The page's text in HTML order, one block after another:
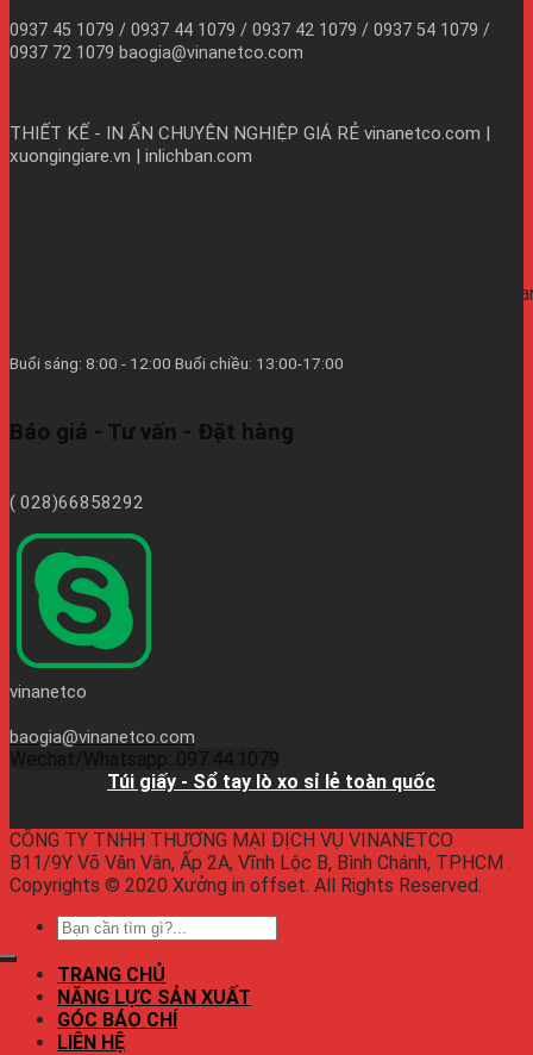
0937 45 1079 / 0937 44 1079 / 0937 42 1079 / 0937 54 1079 /
0937 72 1079 baogia@vinanetco.com
THIẾT KẾ - IN ẤN CHUYÊN NGHIỆP GIÁ RẺ vinanetco.com |
xuongingiare.vn | inlichban.com
https://vinanetco.com/https://xuongingiare.vn/https://
Buổi sáng: 8:00 - 12:00 Buổi chiều: 13:00-17:00
Báo giá - Tư vấn - Đặt hàng
( 028)66858292
vinanetco
baogia@vinanetco.com
Wechat/Whatsapp: 097.44.1079
Túi giấy - Sổ tay lò xo sỉ lẻ toàn quốc
CÔNG TY TNHH THƯƠNG MẠI DỊCH VỤ VINANETCO
B11/9Y Võ Văn Vân, Ấp 2A, Vĩnh Lộc B, Bình Chánh, TPHCM .
Copyrights © 2020 Xưởng in offset. All Rights Reserved.
TRANG CHỦ
NĂNG LỰC SẢN XUẤT
GÓC BÁO CHÍ
LIÊN HỆ